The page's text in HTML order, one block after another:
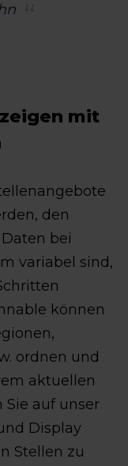
mit
den
bei
variabel sind,
können
ordnen und
aktuellen
Sie auf unser
Display
Stellen zu